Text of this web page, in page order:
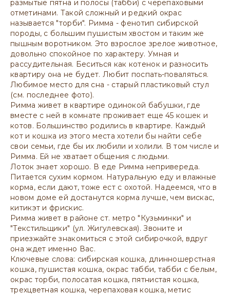
размытые пятна и полосы (табби) с черепаховыми
отметинами. Такой сложный и редкий окрас
называется "торби". Римма - фенотип сибирской
породы, с большим пушистым хвостом и таким же
пышным воротником. Это взрослое зрелое животное,
довольно спокойное по характеру. Умная и
рассудительная. Беситься как котенок и разносить
квартиру она не будет. Любит поспать-поваляться.
Любимое место для сна - старый пластиковый стул
(см. последнее фото).
Римма живет в квартире одинокой бабушки, где
вместе с ней в комнате проживает еще 45 кошек и
котов. Большинство родились в квартире. Каждый
кот и кошка из этого места хотели бы найти себе
свои семьи, где бы их любили и холили. В том числе и
Римма. Ей не хватает общения с людьми.
Лоток знает хорошо. В еде Римма непривереда.
Питается сухим кормом. Натуральную еду и влажные
корма, если дают, тоже ест с охотой. Надеемся, что в
новом доме ей достанутся корма лучше, чем вискас,
китикэт и фрискис.
Римма живет в районе ст. метро "Кузьминки" и
"Текстильщики" (ул. Жигулевская). Звоните и
приезжайте знакомиться с этой сибирочкой, вдруг
она ждет именно Вас.
Ключевые слова: сибирская кошка, длинношерстная
кошка, пушистая кошка, окрас табби, табби с белым,
окрас торби, полосатая кошка, пятнистая кошка,
трехцветная кошка, черепаховая кошка, метис